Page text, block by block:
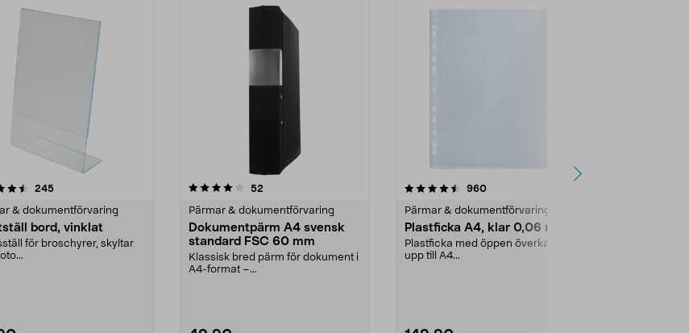
245recensioner
& dokumentförvaring
bord, vinklat
för broschyrer, skyltar
4.0 av 5 stjärnor 52
Pärmar & dokumentförvaring
Dokumentpärm A4 svensk
standard FSC 60 mm
Klassisk bred pärm för dokument i
A4-format –...
4.5 av 5 stjärnor 960recensioner
Pärmar & dokumentförvaring
Plastficka A4, klar 0,06 mm
Plastficka med öppen överkant för
upp till A4...
4.5 av 5 stjärnor